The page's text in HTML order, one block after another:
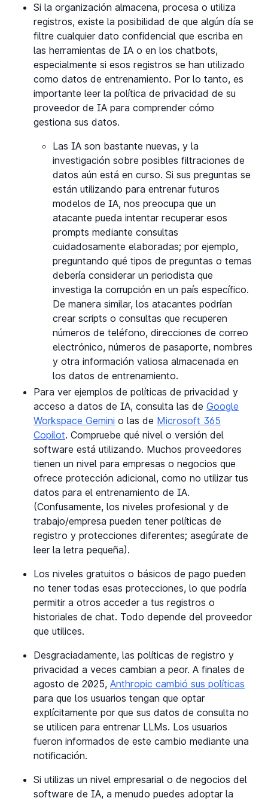
Si la organización almacena, procesa o utiliza
registros, existe la posibilidad de que algún día se
filtre cualquier dato confidencial que escriba en
las herramientas de IA o en los chatbots,
especialmente si esos registros se han utilizado
como datos de entrenamiento. Por lo tanto, es
importante leer la política de privacidad de su
proveedor de IA para comprender cómo
gestiona sus datos.
Las IA son bastante nuevas, y la
investigación sobre posibles filtraciones de
datos aún está en curso. Si sus preguntas se
están utilizando para entrenar futuros
modelos de IA, nos preocupa que un
atacante pueda intentar recuperar esos
prompts mediante consultas
cuidadosamente elaboradas; por ejemplo,
preguntando qué tipos de preguntas o temas
debería considerar un periodista que
investiga la corrupción en un país específico.
De manera similar, los atacantes podrían
crear scripts o consultas que recuperen
números de teléfono, direcciones de correo
electrónico, números de pasaporte, nombres
y otra información valiosa almacenada en
los datos de entrenamiento.
Para ver ejemplos de políticas de privacidad y
acceso a datos de IA, consulta las de Google
Workspace Gemini o las de Microsoft 365
Copilot. Compruebe qué nivel o versión del
software está utilizando. Muchos proveedores
tienen un nivel para empresas o negocios que
ofrece protección adicional, como no utilizar tus
datos para el entrenamiento de IA.
(Confusamente, los niveles profesional y de
trabajo/empresa pueden tener políticas de
registro y protecciones diferentes; asegúrate de
leer la letra pequeña).
Los niveles gratuitos o básicos de pago pueden
no tener todas esas protecciones, lo que podría
permitir a otros acceder a tus registros o
historiales de chat. Todo depende del proveedor
que utilices.
Desgraciadamente, las políticas de registro y
privacidad a veces cambian a peor. A finales de
agosto de 2025, Anthropic cambió sus políticas
para que los usuarios tengan que optar
explícitamente por que sus datos de consulta no
se utilicen para entrenar LLMs. Los usuarios
fueron informados de este cambio mediante una
notificación.
Si utilizas un nivel empresarial o de negocios del
software de IA, a menudo puedes adoptar la